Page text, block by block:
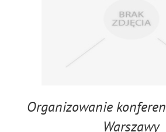
Organizowanie
Warszawy